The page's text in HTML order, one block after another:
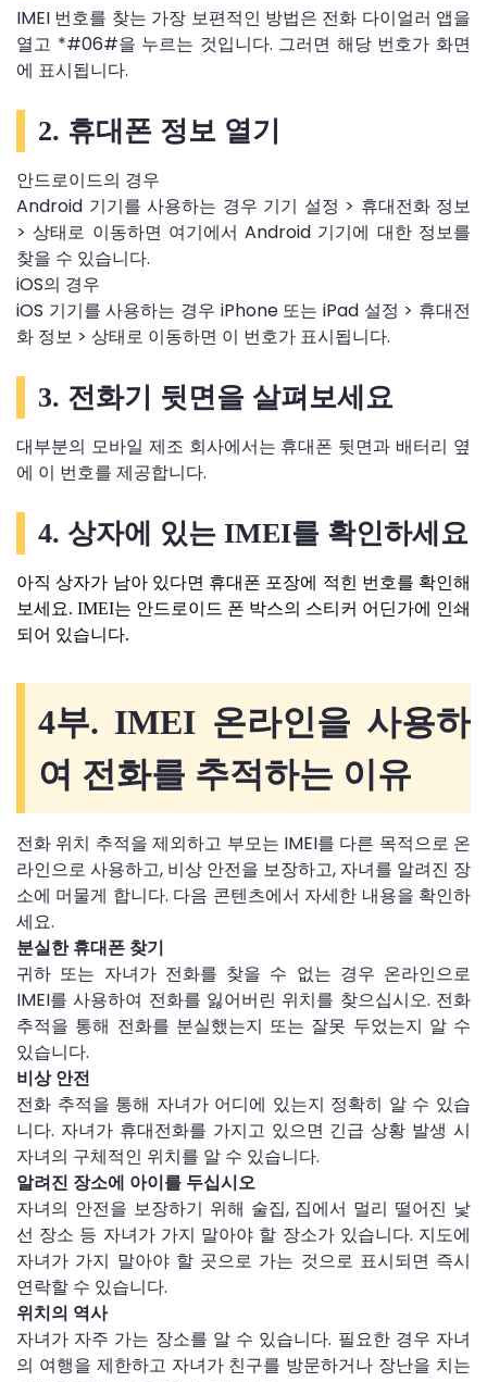
IMEI 번호를 찾는 가장 보편적인 방법은 전화 다이얼러 앱을
열고 *#06#을 누르는 것입니다. 그러면 해당 번호가 화면
에 표시됩니다.
2. 휴대폰 정보 열기
안드로이드의 경우
Android 기기를 사용하는 경우 기기 설정 > 휴대전화 정보
> 상태로 이동하면 여기에서 Android 기기에 대한 정보를
찾을 수 있습니다.
iOS의 경우
iOS 기기를 사용하는 경우 iPhone 또는 iPad 설정 > 휴대전
화 정보 > 상태로 이동하면 이 번호가 표시됩니다.
3. 전화기 뒷면을 살펴보세요
대부분의 모바일 제조 회사에서는 휴대폰 뒷면과 배터리 옆
에 이 번호를 제공합니다.
4. 상자에 있는 IMEI를 확인하세요
아직 상자가 남아 있다면 휴대폰 포장에 적힌 번호를 확인해
보세요. IMEI는 안드로이드 폰 박스의 스티커 어딘가에 인쇄
되어 있습니다.
4부. IMEI 온라인을 사용하
여 전화를 추적하는 이유
전화 위치 추적을 제외하고 부모는 IMEI를 다른 목적으로 온
라인으로 사용하고, 비상 안전을 보장하고, 자녀를 알려진 장
소에 머물게 합니다. 다음 콘텐츠에서 자세한 내용을 확인하
세요.
분실한 휴대폰 찾기
귀하 또는 자녀가 전화를 찾을 수 없는 경우 온라인으로
IMEI를 사용하여 전화를 잃어버린 위치를 찾으십시오. 전화
추적을 통해 전화를 분실했는지 또는 잘못 두었는지 알 수
있습니다.
비상 안전
전화 추적을 통해 자녀가 어디에 있는지 정확히 알 수 있습
니다. 자녀가 휴대전화를 가지고 있으면 긴급 상황 발생 시
자녀의 구체적인 위치를 알 수 있습니다.
알려진 장소에 아이를 두십시오
자녀의 안전을 보장하기 위해 술집, 집에서 멀리 떨어진 낯
선 장소 등 자녀가 가지 말아야 할 장소가 있습니다. 지도에
자녀가 가지 말아야 할 곳으로 가는 것으로 표시되면 즉시
연락할 수 있습니다.
위치의 역사
자녀가 자주 가는 장소를 알 수 있습니다. 필요한 경우 자녀
의 여행을 제한하고 자녀가 친구를 방문하거나 장난을 치는